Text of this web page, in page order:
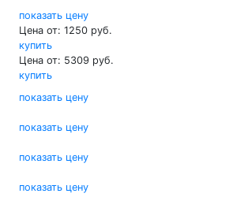
показать цену
Цена от: 1250 руб.
купить
Цена от: 5309 руб.
купить
показать цену
показать цену
показать цену
показать цену